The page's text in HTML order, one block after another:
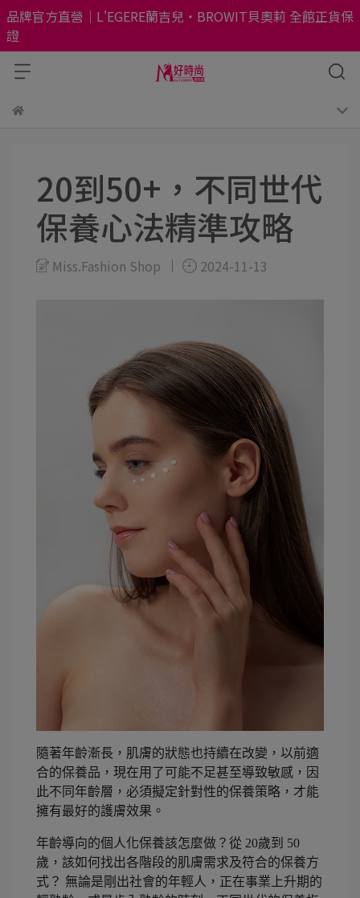
品牌官方直營｜L'EGERE蘭吉兒・BROWIT貝奧莉 全館正貨保
證
20到50+，不同世代
保養心法精準攻略
Miss.Fashion Shop 2024-11-13
隨著年齡漸長，肌膚的狀態也持續在改變，以前適
合的保養品，現在用了可能不足甚至導致敏感，因
此不同年齡層，必須擬定針對性的保養策略，才能
擁有最好的護膚效果。
年齡導向的個人化保養該怎麼做？從 20歲到 50
歲，該如何找出各階段的肌膚需求及符合的保養方
式？ 無論是剛出社會的年輕人，正在事業上升期的